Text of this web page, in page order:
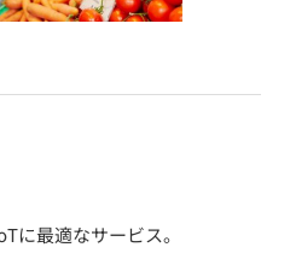
に最適なサービス。